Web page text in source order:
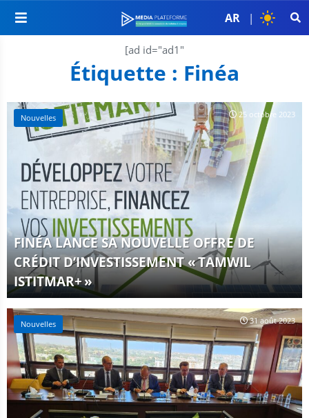
AR |
[ad id="ad1"
Étiquette : Finéa
Nouvelles
FINÉA LANCE SA NOUVELLE OFFRE DE
CRÉDIT D’INVESTISSEMENT « TAMWIL
ISTITMAR+ »
25 octobre 2023
Nouvelles 31 août 2023